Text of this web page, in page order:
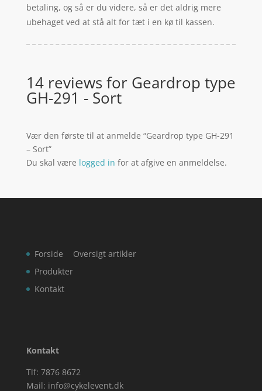
betaling, og så er du videre, så er det aldrig mere
ubehaget ved at stå alt for tæt i en kø til kassen.
14 reviews for Geardrop type
GH-291 - Sort
Vær den første til at anmelde “Geardrop type GH-291
– Sort”
Du skal være logged in for at afgive en anmeldelse.
Forside
Produkter
Kontakt
Oversigt artikler
Kontakt
Tlf: 7876 8672
Mail: info@cykelevent.dk